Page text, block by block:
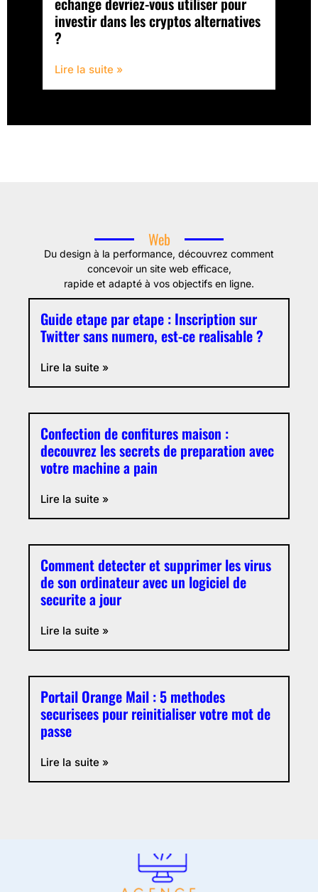
investir dans les cryptos alternatives
?
Lire la suite »
Web
Du design à la performance, découvrez comment
concevoir un site web efficace,
rapide et adapté à vos objectifs en ligne.
Guide etape par etape : Inscription sur
Twitter sans numero, est-ce realisable ?
Lire la suite »
Confection de confitures maison :
decouvrez les secrets de preparation avec
votre machine a pain
Lire la suite »
Comment detecter et supprimer les virus
de son ordinateur avec un logiciel de
securite a jour
Lire la suite »
Portail Orange Mail : 5 methodes
securisees pour reinitialiser votre mot de
passe
Lire la suite »